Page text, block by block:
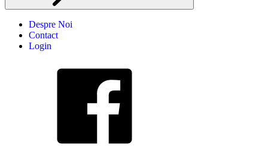
Despre Noi
Contact
Login